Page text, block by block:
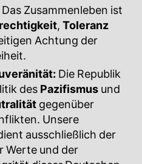
Das Zusammenleben ist
, Toleranz
Achtung der
Die Republik
des Pazifismus und
gegenüber
Unsere
ausschließlich der
Werte und der